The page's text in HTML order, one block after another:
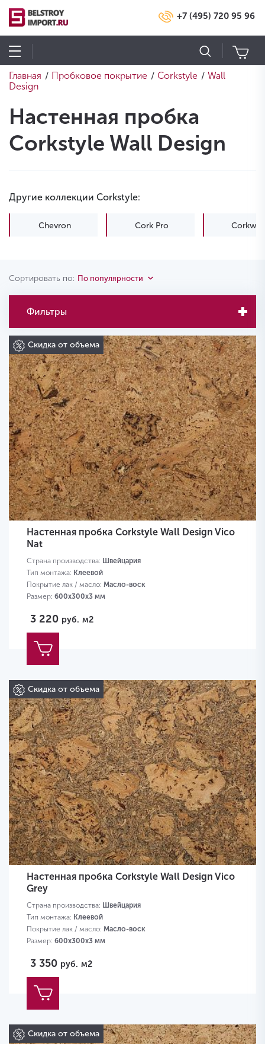
+7 (495) 720 95 96
Главная / Пробковое покрытие / Corkstyle / Wall
Design
Настенная пробка
Corkstyle Wall Design
Другие коллекции Corkstyle:
Chevron Cork Pro
Сортировать по: По популярности
Фильтры
Скидка от объема
Настенная пробка Corkstyle Wall Design Vico
Nat
Страна производства: Швейцария
Тип монтажа: Клеевой
Покрытие лак / масло: Масло-воск
Размер: 600х300х3 мм
3 220 руб. м2
Скидка от объема
Настенная пробка Corkstyle Wall Design Vico
Grey
Страна производства: Швейцария
Тип монтажа: Клеевой
Покрытие лак / масло: Масло-воск
Размер: 600х300х3 мм
3 350 руб. м2
Скидка от объема